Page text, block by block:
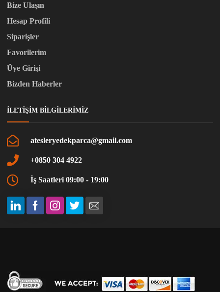
Bize Ulaşın
Hesap Profili
Siparişler
Favorilerim
Üye Girişi
Bizden Haberler
İLETIŞIM BILGILERIMIZ
atesleryedekparca@gmail.com
+0850 304 4922
İş Saatleri 09:00 - 19:00